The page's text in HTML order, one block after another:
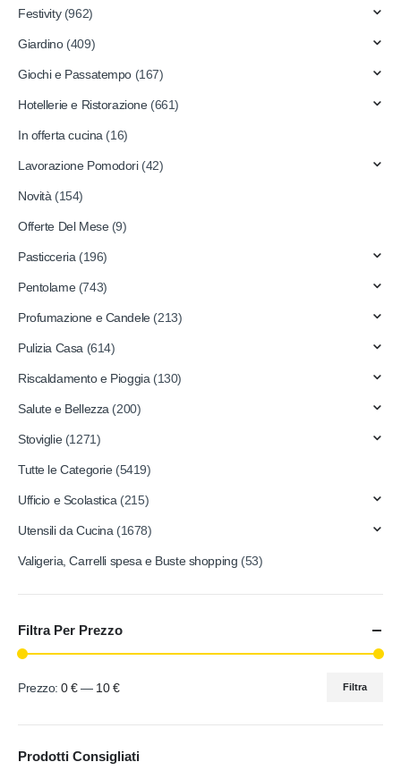
Festivity (962)
Giardino (409)
Giochi e Passatempo (167)
Hotellerie e Ristorazione (661)
In offerta cucina (16)
Lavorazione Pomodori (42)
Novità (154)
Offerte Del Mese (9)
Pasticceria (196)
Pentolame (743)
Profumazione e Candele (213)
Pulizia Casa (614)
Riscaldamento e Pioggia (130)
Salute e Bellezza (200)
Stoviglie (1271)
Tutte le Categorie (5419)
Ufficio e Scolastica (215)
Utensili da Cucina (1678)
Valigeria, Carrelli spesa e Buste shopping (53)
Filtra Per Prezzo
Filtra
Prezzo:0 €— 10 €
Prodotti Consigliati